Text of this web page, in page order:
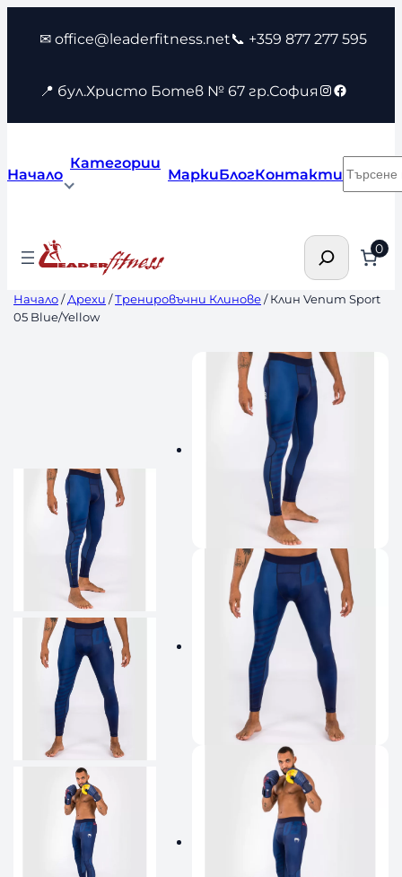
съдържанието
✉ office@leaderfitness.net📞 +359 877 277 595
📍 бул.Христо Ботев № 67 гр.София Instagram
Facebook
Начало
Категории
МаркиБлогКонтакти
Търсене 0
Начало/Дрехи /Тренировъчни Клинове/ Клин Venum Sport
05 Blue/Yellow